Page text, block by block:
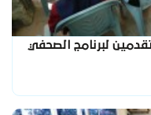
لبرنامج الصحفي